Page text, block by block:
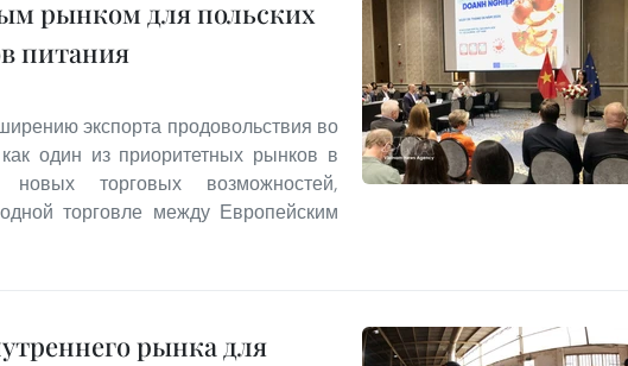
рынком для польских
питания
экспорта продовольствия во
один из приоритетных рынков в
торговых возможностей,
торговле между Европейским
рынка для